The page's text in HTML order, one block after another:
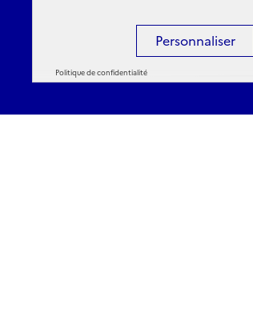
Personnaliser
Politique de confidentialité